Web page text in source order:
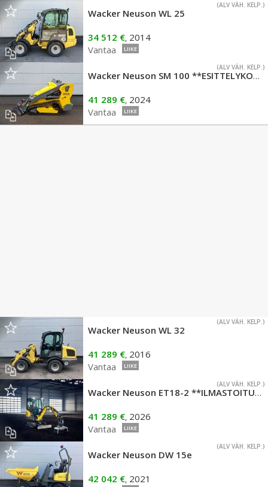
(ALV VÄH. KELP.)
Wacker Neuson WL 25
34 512 €, 2014
Vantaa
LIIKE
(ALV VÄH. KELP.)
Wacker Neuson SM 100 **ESITTELYKONE**
41 289 €, 2024
Vantaa
LIIKE
(ALV VÄH. KELP.)
Wacker Neuson WL 32
41 289 €, 2016
Vantaa
LIIKE
(ALV VÄH. KELP.)
Wacker Neuson ET18-2 **ILMASTOITU UUTUUS**
41 289 €, 2026
Vantaa
LIIKE
(ALV VÄH. KELP.)
Wacker Neuson DW 15e
42 042 €, 2021